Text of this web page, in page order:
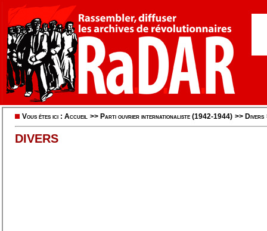
Vous êtes ici : Accueil >> Parti ouvrier internationaliste (1942-1944) >> Divers
DIVERS